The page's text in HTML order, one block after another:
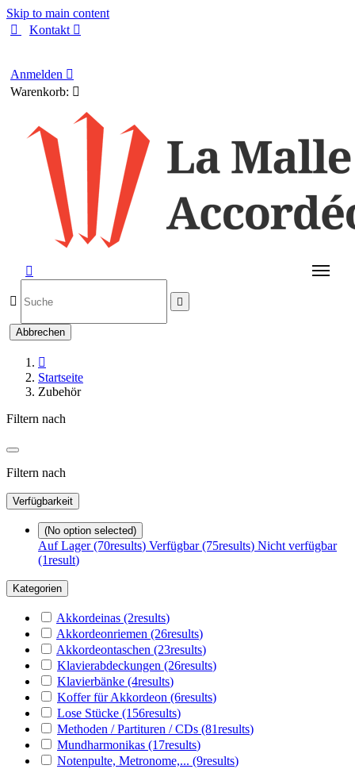
Skip to main content

Kontakt 
Anmelden 
Warenkorb: 

 
Abbrechen

Startseite
Zubehör
Filtern nach
Filtern nach
Verfügbarkeit
(No option selected)
Auf Lager(70results) Verfügbar(75results) Nicht verfügbar
(1result)
Kategorien
Akkordeinas (2results)
Akkordeonriemen (26results)
Akkordeontaschen (23results)
Klavierabdeckungen (26results)
Klavierbänke (4results)
Koffer für Akkordeon (6results)
Lose Stücke (156results)
Methoden / Partituren / CDs (81results)
Mundharmonikas (17results)
Notenpulte, Metronome,... (9results)